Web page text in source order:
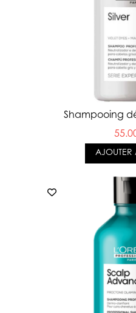
Shampooing
AJOUTER